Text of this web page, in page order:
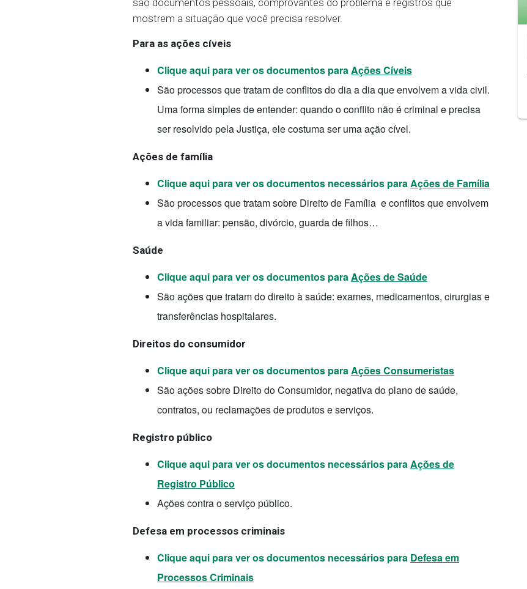
são documentos pessoais, comprovantes do problema e registros que
mostrem a situação que você precisa resolver.
Para as ações cíveis
Clique aqui para ver os documentos paraAções Cíveis
São processos que tratam de conflitos do dia a dia que envolvem a vida civil.
Uma forma simples de entender: quando o conflito não é criminal e precisa
ser resolvido pela Justiça, ele costuma ser uma ação cível.
Ações de família
Clique aqui para ver os documentos necessários paraAções de Família
São processos que tratam sobre Direito de Família e conflitos que envolvem
a vida familiar: pensão, divórcio, guarda de filhos…
Saúde
Clique aqui para ver os documentos paraAções de Saúde
São ações que tratam do direito à saúde: exames, medicamentos, cirurgias e
transferências hospitalares.
Direitos do consumidor
Clique aqui para ver os documentos paraAções Consumeristas
São ações sobre Direito do Consumidor, negativa do plano de saúde,
contratos, ou reclamações de produtos e serviços.
Registro público
Clique aqui para ver os documentos necessários paraAções de
Registro Público
Ações contra o serviço público.
Defesa em processos criminais
Clique aqui para ver os documentos necessários para Defesa em
Processos Criminais